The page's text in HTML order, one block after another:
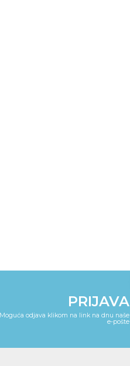
PRIJAVA
Moguća odjava klikom na link na dnu naše
e-pošte